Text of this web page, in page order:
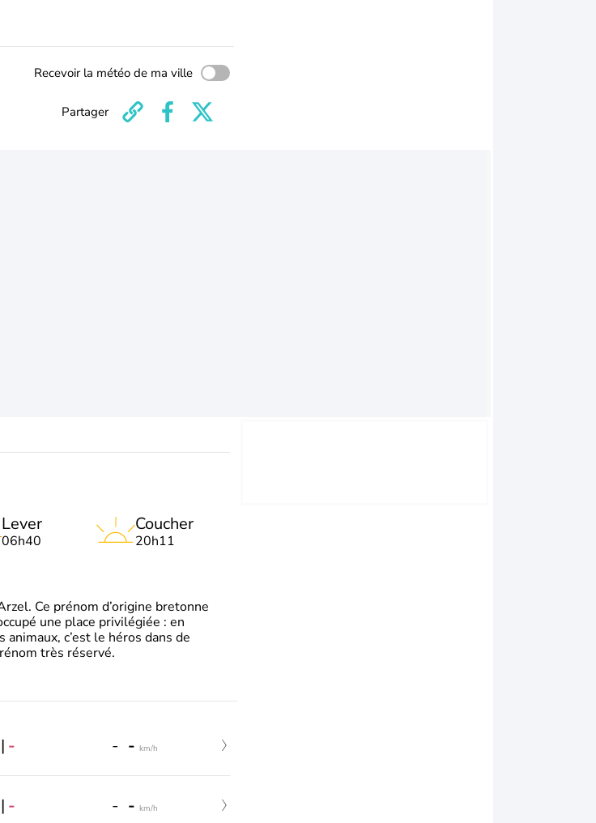
Recevoir la météo de ma ville
Partager
Lever
06h40
Coucher
20h11
Ce prénom d’origine bretonne
une place privilégiée : en
c’est le héros dans de
très réservé.
| - - - km/h
| - - - km/h